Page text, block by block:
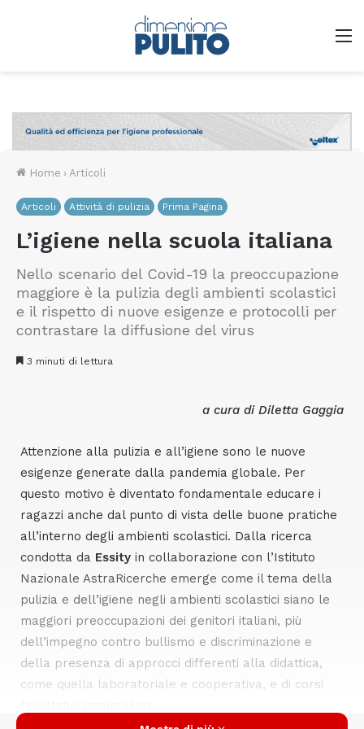
Home › Articoli
Articoli Attività di pulizia Prima Pagina
L’igiene nella scuola italiana
Nello scenario del Covid-19 la preoccupazione
maggiore è la pulizia degli ambienti scolastici
e il rispetto di nuove esigenze e protocolli per
contrastare la diffusione del virus
3 minuti di lettura
a cura di Diletta Gaggia
Attenzione alla pulizia e all’igiene sono le nuove
esigenze generate dalla pandemia globale. Per
questo motivo è diventato fondamentale educare i
ragazzi anche dal punto di vista delle buone pratiche
all’interno degli ambienti scolastici. Dalla ricerca
condotta da Essity in collaborazione con l’Istituto
Nazionale AstraRicerche emerge come il tema della
pulizia e dell’igiene negli ambienti scolastici siano le
maggiori preoccupazioni dei genitori italiani, più
dell’impegno contro bullismo e discriminazione e
della presenza di approcci differenti alla didattica,
come quella laboratoriale e cooperativa, e di corsi